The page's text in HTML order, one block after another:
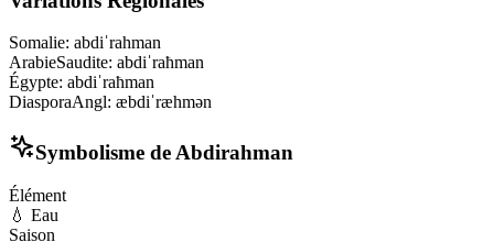
Somalie: abdiˈrahman
ArabieSaudite: abdiˈraħman
Égypte: abdiˈraħman
DiasporaAngl: æbdiˈræhmən
Symbolisme de Abdirahman
Élément
💧 Eau
Saison